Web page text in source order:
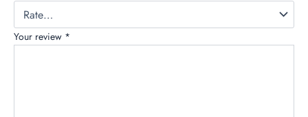
Your review *